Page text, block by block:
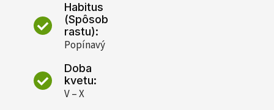
Habitus
(Spôsob
rastu):
Popínavý
Doba
kvetu:
V – X